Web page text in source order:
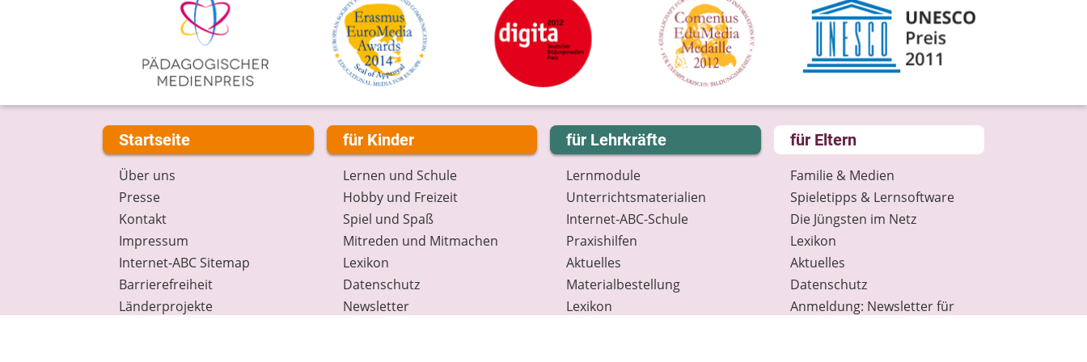
Startseite
Über uns
Presse
Kontakt
Impressum
Internet-ABC Sitemap
Barrierefreiheit
Länderprojekte
für Kinder
Lernen und Schule
Hobby und Freizeit
Spiel und Spaß
Mitreden und Mitmachen
Lexikon
Datenschutz
Newsletter
für Lehrkräfte
Lernmodule
Unterrichts­materialien
Internet-ABC-Schule
Praxishilfen
Aktuelles
Materialbestellung
Lexikon
für Eltern
Familie & Medien
Spieletipps & Lernsoftware
Die Jüngsten im Netz
Lexikon
Aktuelles
Datenschutz
Anmeldung: Newsletter für